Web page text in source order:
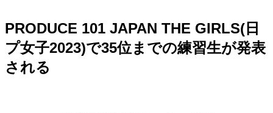
PRODUCE 101 JAPAN THE GIRLS(日
プ女子2023)で35位までの練習生が発表
される